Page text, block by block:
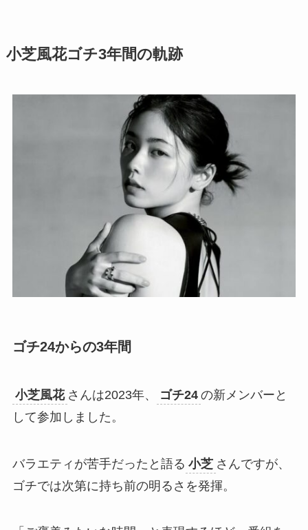
小芝風花ゴチ3年間の軌跡
ゴチ24からの3年間
小芝風花 さんは2023年、 ゴチ24 の新メンバーと
して参加しました。​
バラエティが苦手だったと語る 小芝 さんですが、
ゴチでは次第に持ち前の明るさを発揮。​